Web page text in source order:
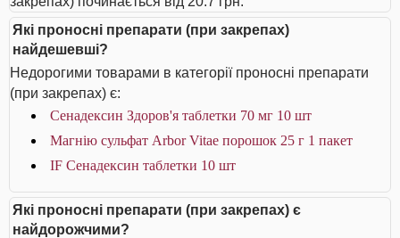
Які проносні препарати (при закрепах)
найдешевші?
Недорогими товарами в категорії проносні препарати
(при закрепах) є:
Сенадексин Здоров'я таблетки 70 мг 10 шт
Магнію сульфат Arbor Vitae порошок 25 г 1 пакет
IF Сенадексин таблетки 10 шт
Які проносні препарати (при закрепах) є
найдорожчими?